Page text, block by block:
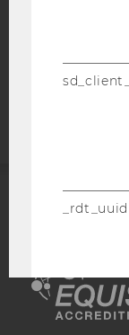
ACCREDITED
_rdt_uuid